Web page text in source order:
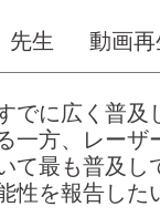
生 動画
でに広く普
一方、レーザ
て最も普及
性を報告した